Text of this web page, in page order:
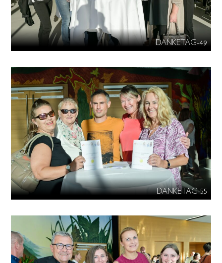
DANKETAG-49
DANKETAG-55